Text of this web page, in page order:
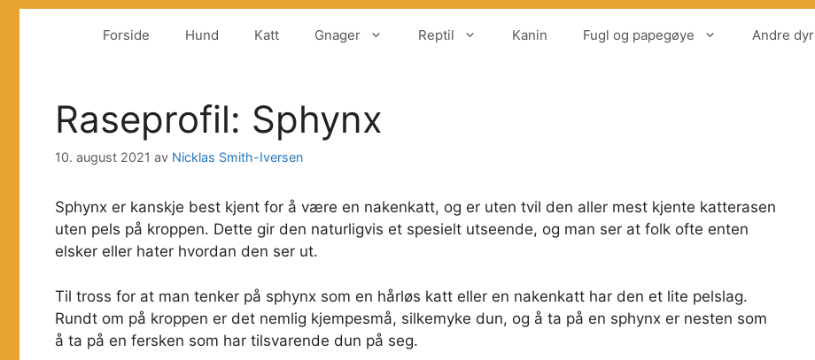
Forside Hund Katt Gnager Reptil Kanin Fugl og papegøye Andre dyr
Raseprofil: Sphynx
10. august 2021 av Nicklas Smith-Iversen
Sphynx er kanskje best kjent for å være en nakenkatt, og er uten tvil den aller mest kjente katterasen
uten pels på kroppen. Dette gir den naturligvis et spesielt utseende, og man ser at folk ofte enten
elsker eller hater hvordan den ser ut.
Til tross for at man tenker på sphynx som en hårløs katt eller en nakenkatt har den et lite pelslag.
Rundt om på kroppen er det nemlig kjempesmå, silkemyke dun, og å ta på en sphynx er nesten som
å ta på en fersken som har tilsvarende dun på seg.